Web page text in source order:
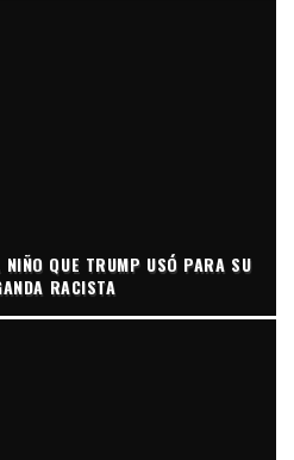
NIÑO QUE TRUMP USÓ PARA SU
RACISTA